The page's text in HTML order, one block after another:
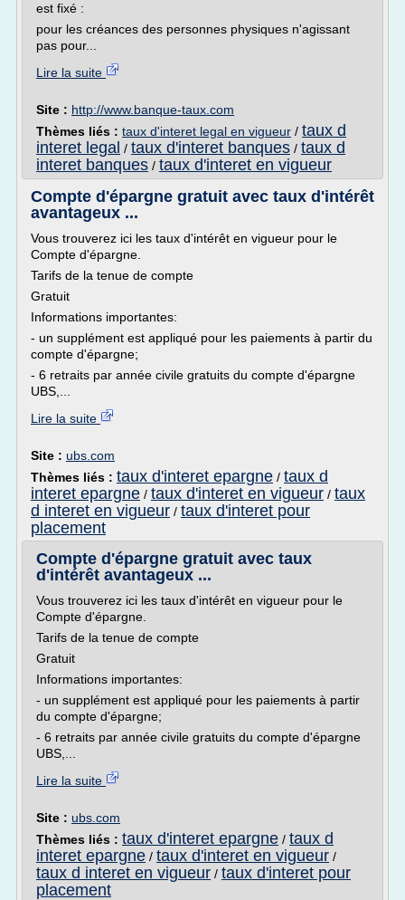
est fixé :
pour les créances des personnes physiques n'agissant
pas pour...
Lire la suite
Site : http://www.banque-taux.com
Thèmes liés : taux d'interet legal en vigueur / taux d
interet legal / taux d'interet banques / taux d
interet banques / taux d'interet en vigueur
Compte d'épargne gratuit avec taux d'intérêt
avantageux ...
Vous trouverez ici les taux d'intérêt en vigueur pour le
Compte d'épargne.
Tarifs de la tenue de compte
Gratuit
Informations importantes:
- un supplément est appliqué pour les paiements à partir du
compte d'épargne;
- 6 retraits par année civile gratuits du compte d'épargne
UBS,...
Lire la suite
Site : ubs.com
Thèmes liés : taux d'interet epargne / taux d
interet epargne / taux d'interet en vigueur / taux
d interet en vigueur / taux d'interet pour
placement
Compte d'épargne gratuit avec taux
d'intérêt avantageux ...
Vous trouverez ici les taux d'intérêt en vigueur pour le
Compte d'épargne.
Tarifs de la tenue de compte
Gratuit
Informations importantes:
- un supplément est appliqué pour les paiements à partir
du compte d'épargne;
- 6 retraits par année civile gratuits du compte d'épargne
UBS,...
Lire la suite
Site : ubs.com
Thèmes liés : taux d'interet epargne / taux d
interet epargne / taux d'interet en vigueur /
taux d interet en vigueur / taux d'interet pour
placement